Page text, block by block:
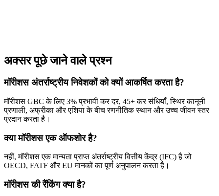
अक्सर पूछे जाने वाले प्रश्न
मॉरीशस अंतर्राष्ट्रीय निवेशकों को क्यों आकर्षित करता है?
मॉरीशस GBC के लिए 3% प्रभावी कर दर, 45+ कर संधियाँ, स्थिर कानूनी
प्रणाली, अफ्रीका और एशिया के बीच रणनीतिक स्थान और उच्च जीवन स्तर
प्रदान करता है।
क्या मॉरीशस एक ऑफशोर है?
नहीं, मॉरीशस एक मान्यता प्राप्त अंतर्राष्ट्रीय वित्तीय केंद्र (IFC) है जो
OECD, FATF और EU मानकों का पूर्ण अनुपालन करता है।
मॉरीशस की रैंकिंग क्या है?